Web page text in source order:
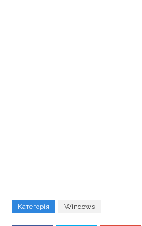
Категорія Windows